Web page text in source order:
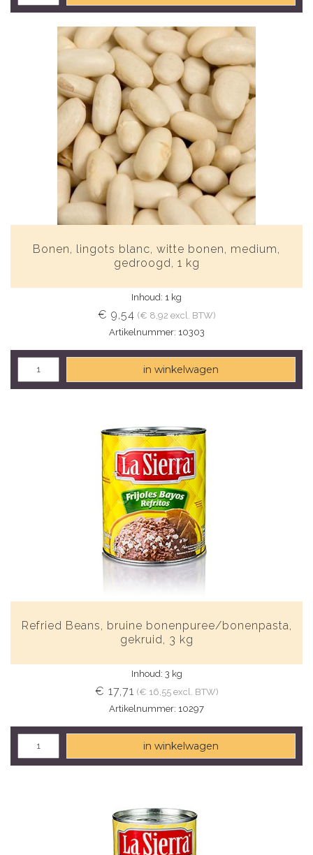
Bonen, lingots blanc, witte bonen, medium,
gedroogd, 1 kg
Inhoud: 1 kg
€ 9,54 (€ 8,92 excl. BTW)
Artikelnummer: 10303
in winkelwagen
Refried Beans, bruine bonenpuree/bonenpasta,
gekruid, 3 kg
Inhoud: 3 kg
€ 17,71 (€ 16,55 excl. BTW)
Artikelnummer: 10297
in winkelwagen